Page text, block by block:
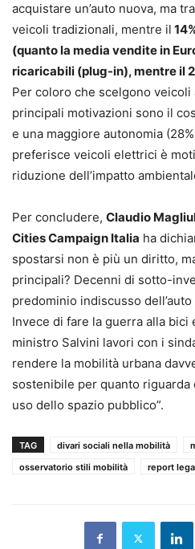
acquistare un’auto nuova, ma
veicoli tradizionali, mentre il
(quanto la media vendite in
ricaricabili (plug-in), mentre il
Per coloro che scelgono
principali motivazioni sono il
e una maggiore autonomia
preferisce veicoli elettrici è
riduzione dell’impatto
Per concludere, Claudio
Cities Campaign Italia ha
spostarsi non è più un diritto,
principali? Decenni di sotto-
predominio indiscusso
Invece di fare la guerra alla bici
ministro Salvini lavori con i
rendere la mobilità urbana
sostenibile per quanto riguarda
uso dello spazio pubblico”.
TAG divari sociali nella mobilità
osservatorio stili mobilità
report